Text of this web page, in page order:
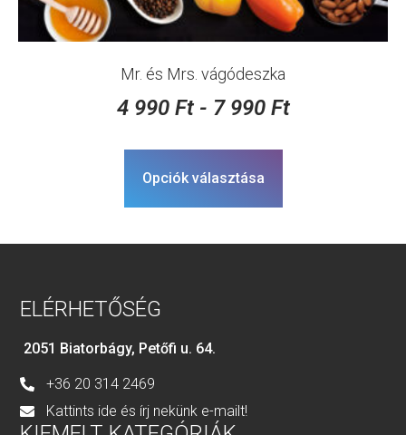
Mr. és Mrs. vágódeszka
4 990 Ft- 7 990 Ft
Opciók választása
ELÉRHETŐSÉG
2051 Biatorbágy, Petőfi u. 64.
+36 20 314 2469
Kattints ide és írj nekünk e-mailt!